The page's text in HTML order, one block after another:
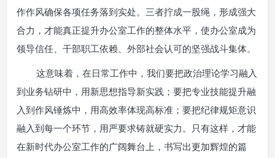
作作风确保各项任务落到实处。三者拧成一股绳，形成强大
合力，才能真正提升办公室工作的整体水平，使办公室成为
领导信任、干部职工依赖、外部社会认可的坚强战斗集体。
这意味着，在日常工作中，我们要把政治理论学习融入
到业务钻研中，用新思想指导新实践；要把专业技能提升融
入到作风锤炼中，用高效率体现高标准；要把纪律规矩意识
融入到每一个环节，用严要求铸就硬实力。只有这样，才能
在新时代办公室工作的广阔舞台上，书写出更加辉煌的篇